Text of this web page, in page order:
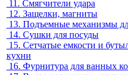
11. Смягчители удара
12. Защелки, магниты
13. Подъемные механизмы
14. Сушки для посуды
15. Сетчатые емкости и
кухни
16. Фурнитура для ванных